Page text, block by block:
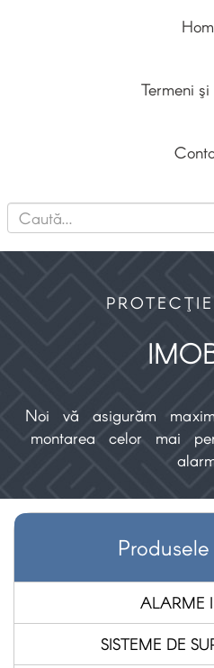
Termeni
Noi vă asigurăm
montarea celor mai
ALARME
SISTEME DE